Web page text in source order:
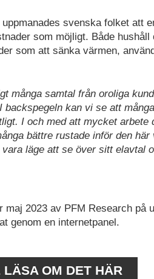
svenska folket att
som möjligt. Både hushåll
som att sänka värmen,
många samtal från oroliga
backspegeln kan vi se att
I och med att mycket
bättre rustade inför den
läge att se över sitt elavtal
maj 2023 av PFM Research på
genom en internetpanel.
OM DET HÄR